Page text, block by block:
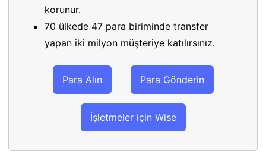
korunur.
70 ülkede 47 para biriminde transfer
yapan iki milyon müşteriye katılırsınız.
Para Alın Para Gönderin
İşletmeler için Wise